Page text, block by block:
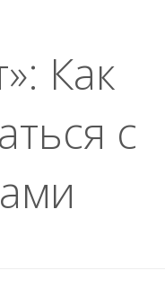
Как
с